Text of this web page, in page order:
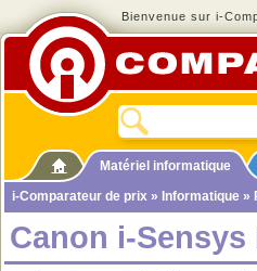
Bienvenue sur i-
Matériel informatique
i-Comparateur de prix » Informatique »
Canon i-Sensys